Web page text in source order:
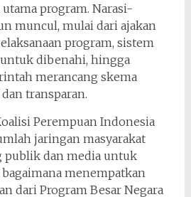
program. Narasi-
muncul, mulai dari ajakan
program, sistem
dibenahi, hingga
merancang skema
transparan.
Perempuan Indonesia
jaringan masyarakat
publik dan media untuk
menempatkan
dari Program Besar Negara